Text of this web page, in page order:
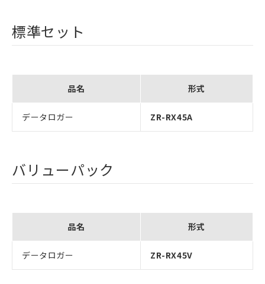
標準セット
品名 形式
データロガー ZR-RX45A
バリューパック
品名 形式
データロガー ZR-RX45V